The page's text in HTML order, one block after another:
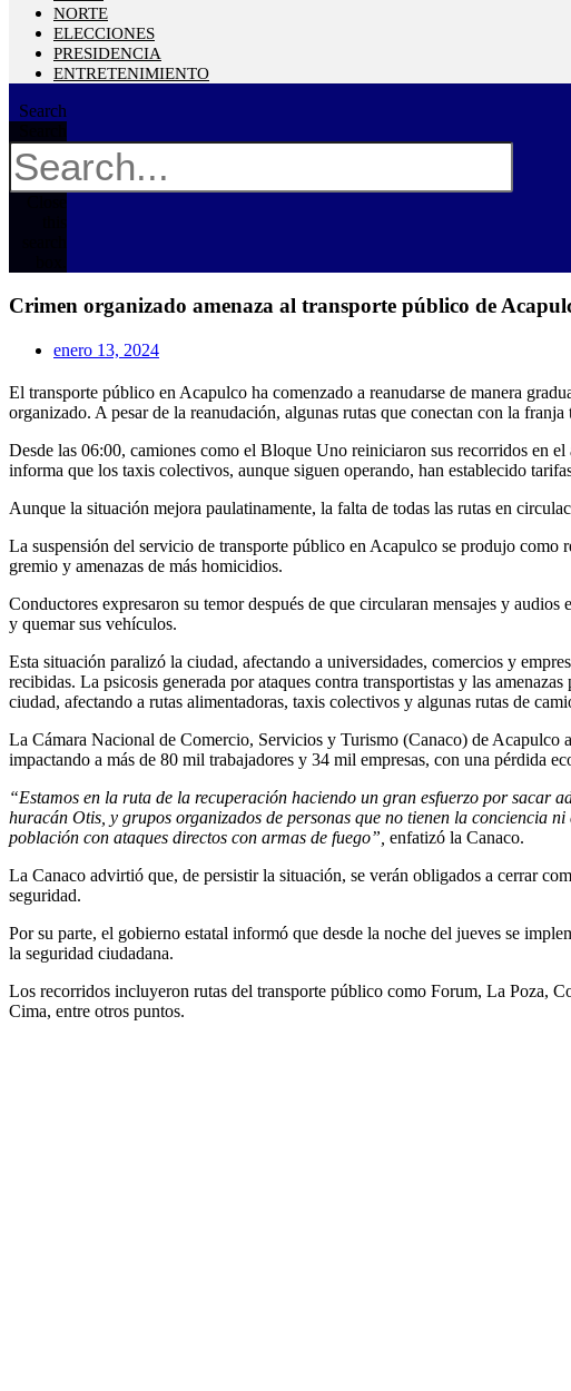
NORTE
ELECCIONES
PRESIDENCIA
ENTRETENIMIENTO
Search
Crimen organizado amenaza al transporte público de
enero 13, 2024
El transporte público en Acapulco ha comenzado a reanudarse de manera
organizado. A pesar de la reanudación, algunas rutas que conectan con la
Desde las 06:00, camiones como el Bloque Uno reiniciaron sus recorridos en
informa que los taxis colectivos, aunque siguen operando, han establecido
Aunque la situación mejora paulatinamente, la falta de todas las rutas en
La suspensión del servicio de transporte público en Acapulco se produjo
gremio y amenazas de más homicidios.
Conductores expresaron su temor después de que circularan mensajes y
y quemar sus vehículos.
Esta situación paralizó la ciudad, afectando a universidades, comercios y
recibidas. La psicosis generada por ataques contra transportistas y las
ciudad, afectando a rutas alimentadoras, taxis colectivos y algunas rutas de
La Cámara Nacional de Comercio, Servicios y Turismo (Canaco) de Acapulco
impactando a más de 80 mil trabajadores y 34 mil empresas, con una pérdida
“Estamos en la ruta de la recuperación haciendo un gran esfuerzo por sacar
huracán Otis, y grupos organizados de personas que no tienen la conciencia
población con ataques directos con armas de fuego”, enfatizó la Canaco.
La Canaco advirtió que, de persistir la situación, se verán obligados a cerrar
seguridad.
Por su parte, el gobierno estatal informó que desde la noche del jueves se
la seguridad ciudadana.
Los recorridos incluyeron rutas del transporte público como Forum, La Poza,
Cima, entre otros puntos.